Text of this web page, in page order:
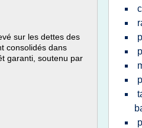
sur les dettes des
consolidés dans
garanti, soutenu par